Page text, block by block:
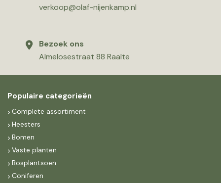
verkoop@olaf-nijenkamp.nl
Bezoek ons
Almelosestraat 88 Raalte
Populaire categorieën
Complete assortiment
Heesters
Bomen
Vaste planten
Bosplantsoen
Coniferen